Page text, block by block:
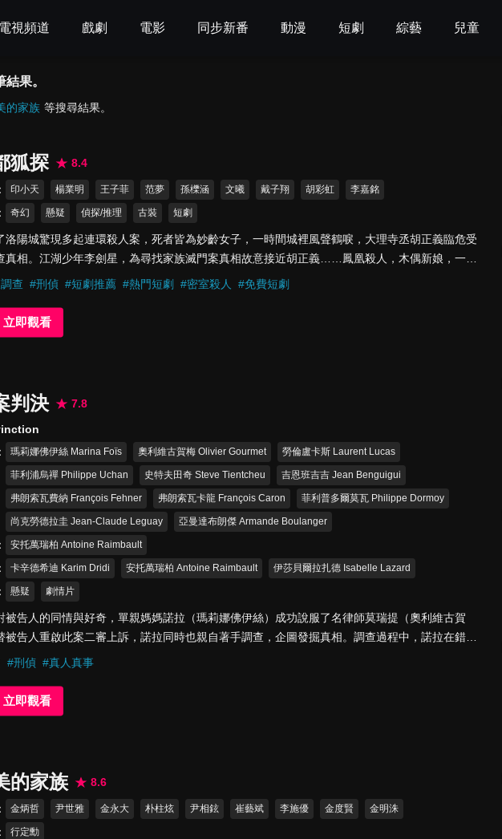
電視頻道 戲劇 電影 同步新番 動漫 短劇 綜藝 兒童
果。
的家族 等搜尋結果。
狐探 8.4
印小天 楊業明 王子菲 范夢 孫櫟涵 文曦 戴子翔 胡彩虹 李嘉銘
奇幻 懸疑 偵探/推理 古裝 短劇
洛陽城驚現多起連環殺人案，死者皆為妙齡女子，一時間城裡風聲鶴唳，大理寺丞胡正義臨危受
真相。江湖少年李劍星，為尋找家族滅門案真相故意接近胡正義……鳳凰殺人，木偶新娘，一個
謎案，一群好友攜手冒險，從相互質疑到生死與共。
查 #刑偵 #短劇推薦 #熱門短劇 #密室殺人 #免費短劇
立即觀看
判決 7.8
瑪莉娜佛伊絲 Marina Foïs 奧利維古賀梅 Olivier Gourmet 勞倫盧卡斯 Laurent Lucas
菲利浦烏禪 Philippe Uchan 史特夫田奇 Steve Tientcheu 吉恩班吉吉 Jean Benguigui
弗朗索瓦費納 François Fehner 弗朗索瓦卡龍 François Caron 菲利普多爾莫瓦 Philippe Dormoy
尚克勞德拉圭 Jean-Claude Leguay 亞曼達布朗傑 Armande Boulanger
安托萬瑞柏 Antoine Raimbault
卡辛德希迪 Karim Dridi 安托萬瑞柏 Antoine Raimbault 伊莎貝爾拉扎德 Isabelle Lazard
懸疑 劇情片
被告人的同情與好奇，單親媽媽諾拉（瑪莉娜佛伊絲）成功說服了名律師莫瑞提（奧利維古賀
被告人重啟此案二審上訴，諾拉同時也親自著手調查，企圖發掘真相。調查過程中，諾拉在錯綜
情節中愈陷愈深，更一步步讓自己與小兒子的生活步入危險及混亂之中…
#刑偵 #真人真事
立即觀看
的家族 8.6
金炳哲 尹世雅 金永大 朴柱炫 尹相鉉 崔藝斌 李施優 金度賢 金明洙
行定勳